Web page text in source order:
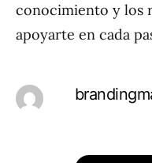
conocimiento y los
apoyarte en cada